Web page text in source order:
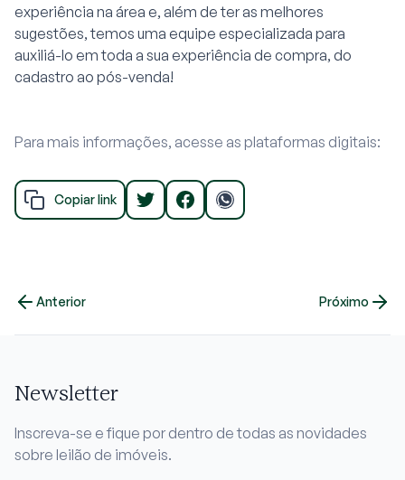
experiência na área e, além de ter as melhores
sugestões, temos uma equipe especializada para
auxiliá-lo em toda a sua experiência de compra, do
cadastro ao pós-venda!
Para mais informações, acesse as plataformas digitais:
Copiar link
Anterior Próximo
Newsletter
Inscreva-se e fique por dentro de todas as novidades
sobre leilão de imóveis.